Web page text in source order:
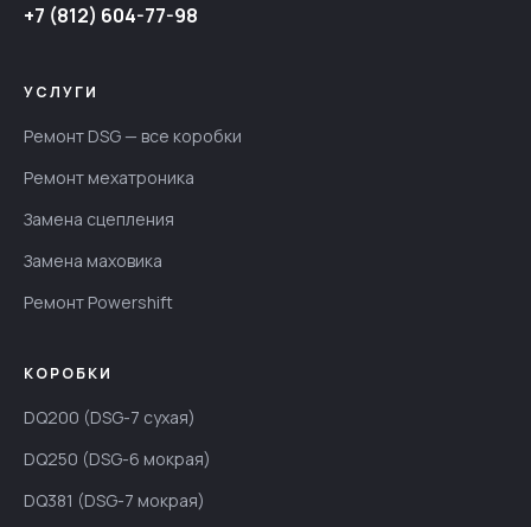
+7 (812) 604-77-98
УСЛУГИ
Ремонт DSG — все коробки
Ремонт мехатроника
Замена сцепления
Замена маховика
Ремонт Powershift
КОРОБКИ
DQ200 (DSG-7 сухая)
DQ250 (DSG-6 мокрая)
DQ381 (DSG-7 мокрая)